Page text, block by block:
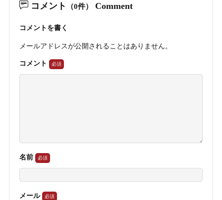
コメント （0件） Comment
コメントを書く
メールアドレスが公開されることはありません。
コメント
名前
メール